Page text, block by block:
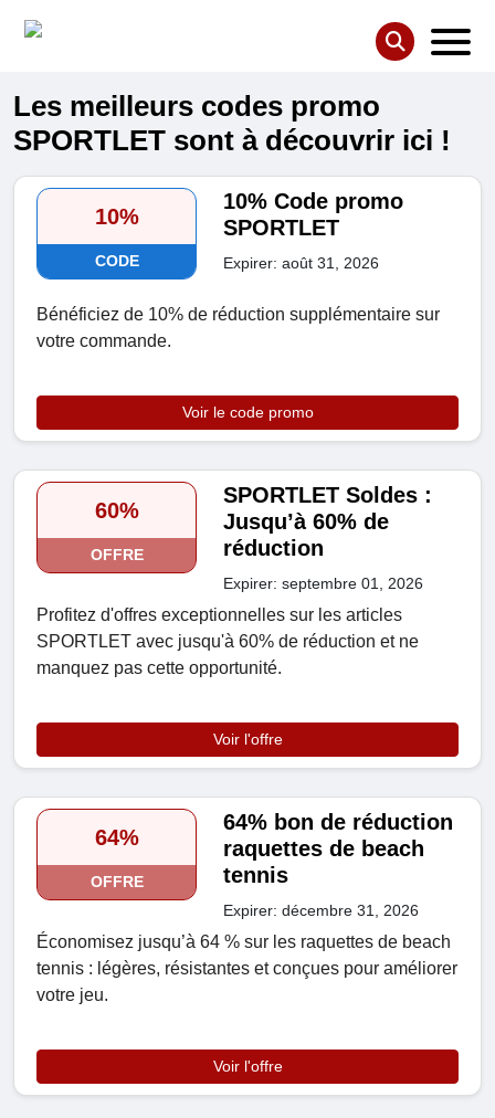
Les meilleurs codes promo
SPORTLET sont à découvrir ici !
10%
CODE
10% Code promo
SPORTLET
Expirer: août 31, 2026
Bénéficiez de 10% de réduction supplémentaire sur
votre commande.
Voir le code promo
60%
OFFRE
SPORTLET Soldes :
Jusqu’à 60% de
réduction
Expirer: septembre 01, 2026
Profitez d'offres exceptionnelles sur les articles
SPORTLET avec jusqu'à 60% de réduction et ne
manquez pas cette opportunité.
Voir l'offre
64%
OFFRE
64% bon de réduction
raquettes de beach
tennis
Expirer: décembre 31, 2026
Économisez jusqu’à 64 % sur les raquettes de beach
tennis : légères, résistantes et conçues pour améliorer
votre jeu.
Voir l'offre